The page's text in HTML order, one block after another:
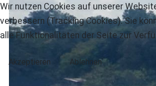
Wir nutzen Cookies auf unserer
verbessern (Tracking Cookies). Sie
alle Funktionalitäten der Seite zur
Akzeptieren Ablehnen